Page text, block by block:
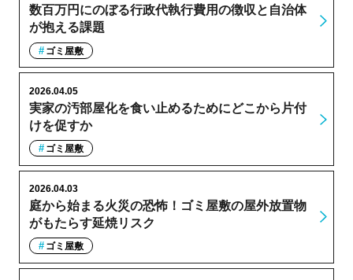
数百万円にのぼる行政代執行費用の徴収と自治体
が抱える課題
ゴミ屋敷
実家の汚部屋化を食い止めるためにどこから片付
けを促すか
2026.04.05
ゴミ屋敷
庭から始まる火災の恐怖！ゴミ屋敷の屋外放置物
がもたらす延焼リスク
2026.04.03
ゴミ屋敷